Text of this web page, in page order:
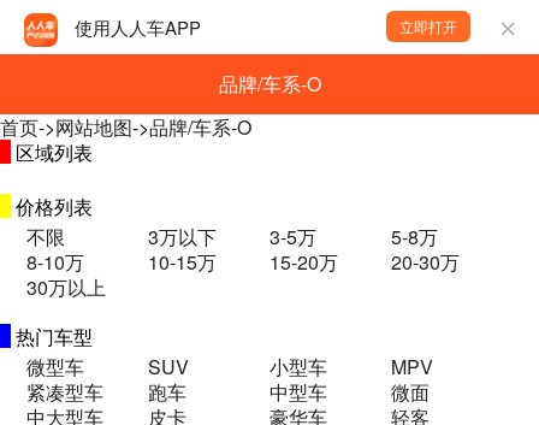
使用人人车APP 立即打开
品牌/车系-O
首页->网站地图->品牌/车系-O
区域列表
价格列表
不限
3万以下 3-5万
5-8万
8-10万
10-15万 15-20万
20-30万
30万以上
热门车型
微型车
SUV 小型车
MPV
紧凑型车
跑车 中型车
微面
中大型车
皮卡 豪华车 轻客